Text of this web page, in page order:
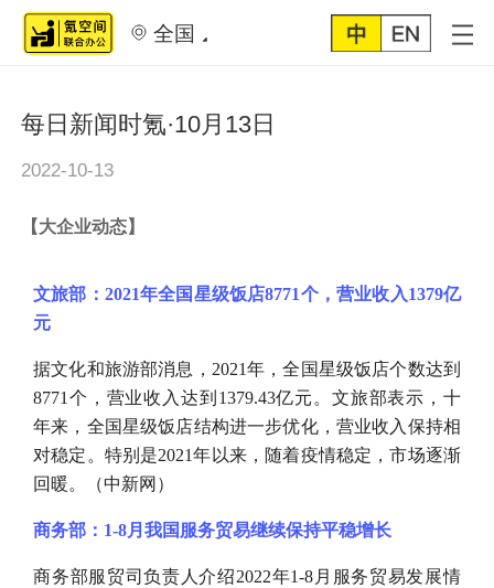
全国
每日新闻时氪·10月13日
2022-10-13
【大企业动态】
文旅部： 2021年全国星级饭店8771个，营业收入1379亿
元
据文化和旅游部消息， 2021年，全国星级饭店个数达到
8771个，营业收入达到1379.43亿元。文旅部表示，十
年来，全国星级饭店结构进一步优化，营业收入保持相
对稳定。特别是2021年以来，随着疫情稳定，市场逐渐
回暖。（中新网）
商务部： 1-8月我国服务贸易继续保持平稳增长
商务部服贸司负责人介绍2022年1-8月服务贸易发展情